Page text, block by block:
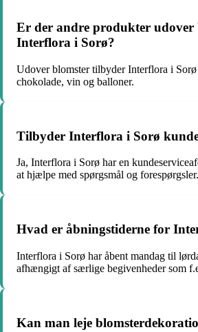
Er der andre produkter udover
Interflora i Sorø?
Udover blomster tilbyder Interflora i Sorø
chokolade, vin og balloner.
Tilbyder Interflora i Sorø
Ja, Interflora i Sorø har en
at hjælpe med spørgsmål og forespørgsler.
Hvad er åbningstiderne for
Interflora i Sorø har åbent mandag til
afhængigt af særlige begivenheder som
Kan man leje